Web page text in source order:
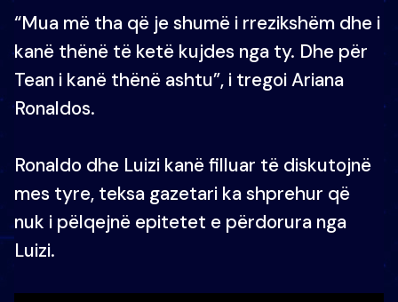
“Mua më tha që je shumë i rrezikshëm dhe i
kanë thënë të ketë kujdes nga ty. Dhe për
Tean i kanë thënë ashtu”, i tregoi Ariana
Ronaldos.
Ronaldo dhe Luizi kanë filluar të diskutojnë
mes tyre, teksa gazetari ka shprehur që
nuk i pëlqejnë epitetet e përdorura nga
Luizi.